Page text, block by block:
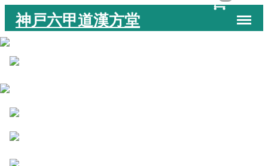
神戸六甲道漢方堂 Menu